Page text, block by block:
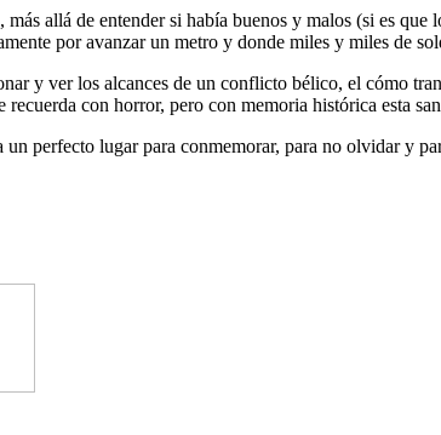
allá de entender si había buenos y malos (si es
por avanzar un metro y donde miles y miles de
y ver los alcances de un conflicto bélico, el cómo
recuerda con horror, pero con memoria histórica esta
perfecto lugar para conmemorar, para no olvidar y